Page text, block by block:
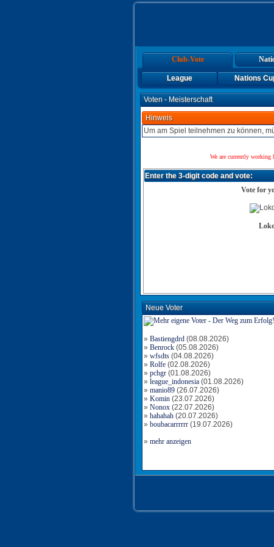
Club-Vote
League Nations
Voten - Meisterschaft
Hinweis
Um am Spiel teilnehmen zu können,
We are currently working
Enter the 3-digit code and vote:
Vote for
Neue Voter
» Bastiengdrd (08.08.2026)
» Benrock (05.08.2026)
» wfsdts (04.08.2026)
» Rolfe (02.08.2026)
» pchgr (01.08.2026)
» league_indonesia (01.08.2026)
» manio89 (26.07.2026)
» Komin (23.07.2026)
» Nonox (22.07.2026)
» hahahah (20.07.2026)
» boubacarrrrrr (19.07.2026)
» mehr anzeigen